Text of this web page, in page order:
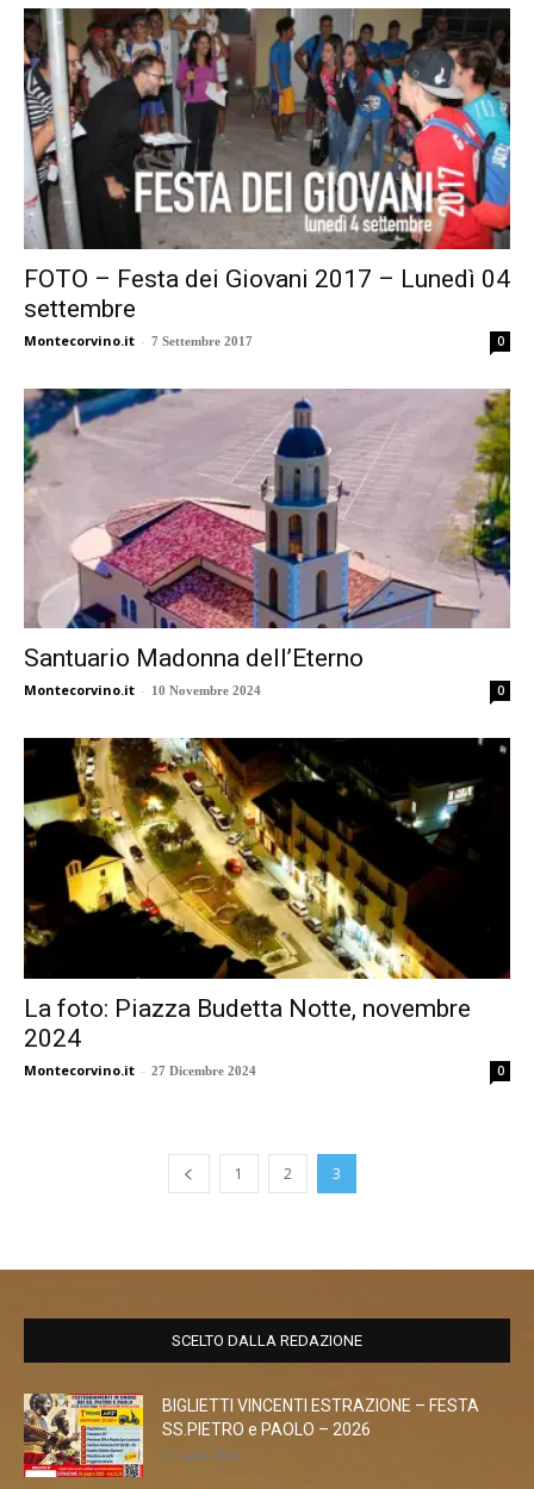
FOTO – Festa dei Giovani 2017 – Lunedì 04
settembre
Montecorvino.it - 7 Settembre 2017 0
Santuario Madonna dell’Eterno
Montecorvino.it - 10 Novembre 2024 0
La foto: Piazza Budetta Notte, novembre
2024
Montecorvino.it - 27 Dicembre 2024 0
1 2 3
SCELTO DALLA REDAZIONE
BIGLIETTI VINCENTI ESTRAZIONE – FESTA
SS.PIETRO e PAOLO – 2026
1 Luglio 2026